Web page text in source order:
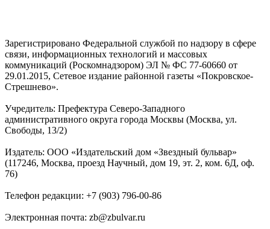
Зарегистрировано Федеральной службой по надзору в сфере
связи, информационных технологий и массовых
коммуникаций (Роскомнадзором) ЭЛ № ФС 77-60660 от
29.01.2015, Сетевое издание районной газеты «Покровское-
Стрешнево».
Учредитель: Префектура Северо-Западного
административного округа города Москвы (Москва, ул.
Свободы, 13/2)
Издатель: ООО «Издательский дом «Звездный бульвар»
(117246, Москва, проезд Научный, дом 19, эт. 2, ком. 6Д, оф.
76)
Телефон редакции: +7 (903) 796-00-86
Электронная почта: zb@zbulvar.ru